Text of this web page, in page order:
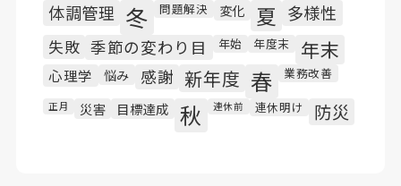
体調管理 冬 問題解決 変化 夏 多様性
失敗 季節の変わり目 年始 年度末 年末
心理学 悩み 感謝 新年度 春 業務改善
正月 災害 目標達成 秋 連休前 連休明け 防災